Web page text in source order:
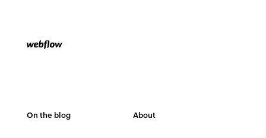
On the blog About